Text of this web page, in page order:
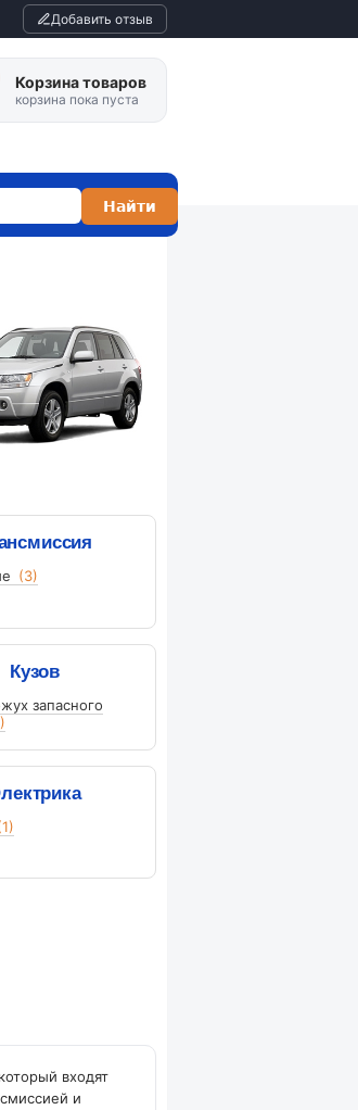
Добавить отзыв
Корзина товаров
корзина пока пуста
(3)
Кузов
запасного
входят
и